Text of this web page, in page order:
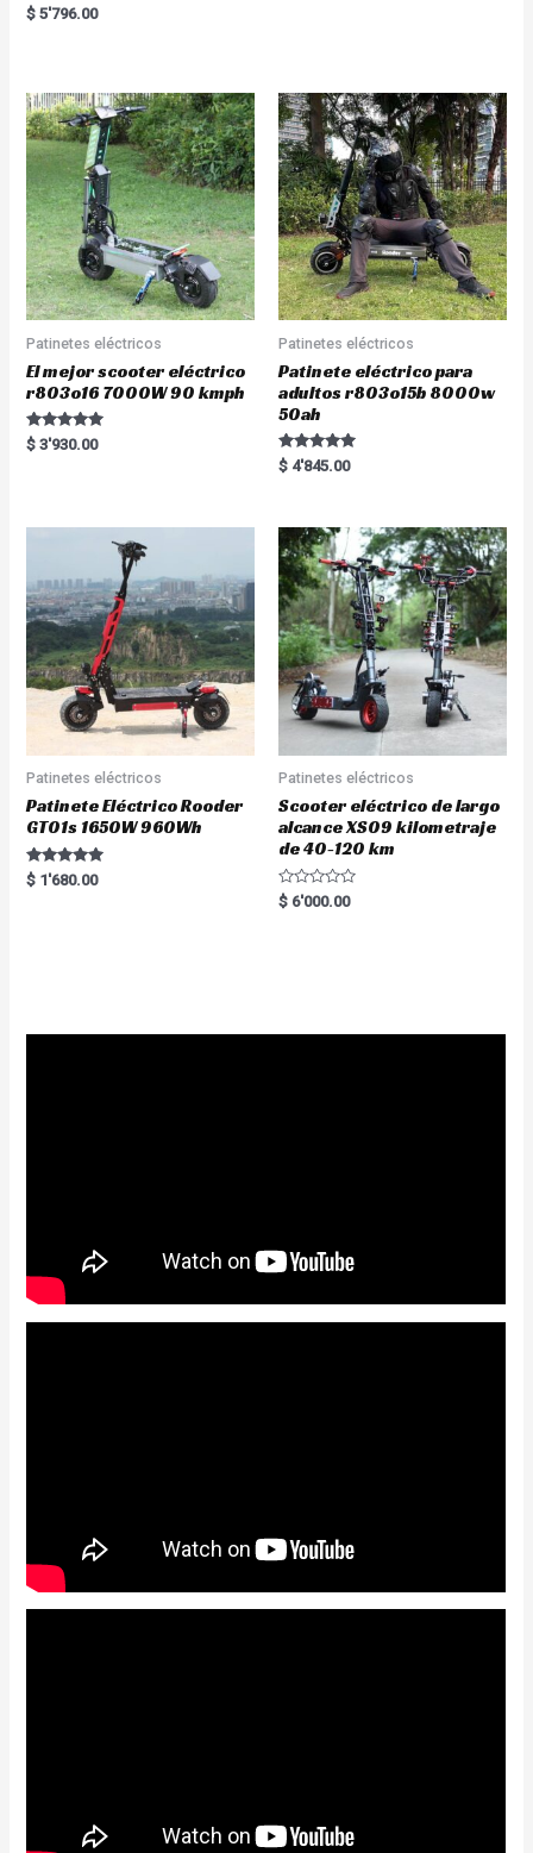
R
a
o
u
t
o
f
$ 5'796.00
t
o
f
5
Patinetes eléctricos
El mejor scooter eléctrico
r803o16 7000W 90 kmph
Rated
5.00
$ 3'930.00
Patinetes eléctricos
Patinete eléctrico para
adultos r803o15b 8000w
50ah
Rated
5.00
$ 4'845.00
Patinetes eléctricos
Patinete Eléctrico Rooder
GT01s 1650W 960Wh
Rated
5.00
$ 1'680.00
Patinetes eléctricos
Scooter eléctrico de largo
alcance XS09 kilometraje
de 40-120 km
R
a
$ 6'000.00